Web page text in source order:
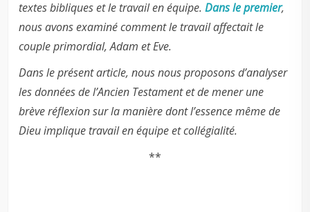
textes bibliques et le travail en équipe.Dans le premier,
nous avons examiné comment le travail affectait le
couple primordial, Adam et Eve.
Dans le présent article, nous nous proposons d’analyser
les données de l’Ancien Testament et de mener une
brève réflexion sur la manière dont l’essence même de
Dieu implique travail en équipe et collégialité.
**